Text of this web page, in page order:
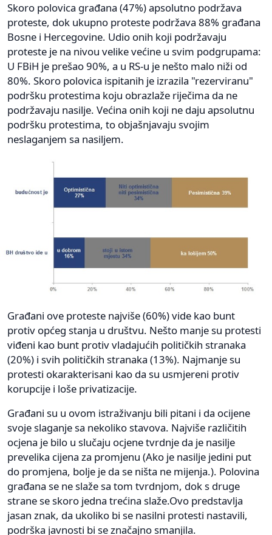
Skoro polovica građana (47%) apsolutno podržava
proteste, dok ukupno proteste podržava 88% građana
Bosne i Hercegovine. Udio onih koji podržavaju
proteste je na nivou velike većine u svim podgrupama:
U FBiH je prešao 90%, a u RS-u je nešto malo niži od
80%. Skoro polovica ispitanih je izrazila "rezerviranu"
podršku protestima koju obrazlaže riječima da ne
podržavaju nasilje. Većina onih koji ne daju apsolutnu
podršku protestima, to objašnjavaju svojim
neslaganjem sa nasiljem.
Građani ove proteste najviše (60%) vide kao bunt
protiv općeg stanja u društvu. Nešto manje su protesti
viđeni kao bunt protiv vladajućih političkih stranaka
(20%) i svih političkih stranaka (13%). Najmanje su
protesti okarakterisani kao da su usmjereni protiv
korupcije i loše privatizacije.
Građani su u ovom istraživanju bili pitani i da ocijene
svoje slaganje sa nekoliko stavova. Najviše različitih
ocjena je bilo u slučaju ocjene tvrdnje da je nasilje
prevelika cijena za promjenu (Ako je nasilje jedini put
do promjena, bolje je da se ništa ne mijenja.). Polovina
građana se ne slaže sa tom tvrdnjom, dok s druge
strane se skoro jedna trećina slaže.Ovo predstavlja
jasan znak, da ukoliko bi se nasilni protesti nastavili,
podrška javnosti bi se značajno smanjila.